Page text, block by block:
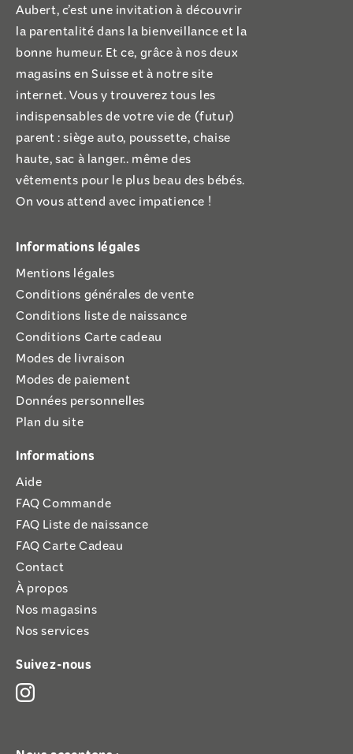
Aubert, c’est une invitation à découvrir
la parentalité dans la bienveillance et la
bonne humeur. Et ce, grâce à nos deux
magasins en Suisse et à notre site
internet. Vous y trouverez tous les
indispensables de votre vie de (futur)
parent : siège auto, poussette, chaise
haute, sac à langer.. même des
vêtements pour le plus beau des bébés.
On vous attend avec impatience !
Informations légales
Mentions légales
Conditions générales de vente
Conditions liste de naissance
Conditions Carte cadeau
Modes de livraison
Modes de paiement
Données personnelles
Plan du site
Informations
Aide
FAQ Commande
FAQ Liste de naissance
FAQ Carte Cadeau
Contact
À propos
Nos magasins
Nos services
Suivez-nous